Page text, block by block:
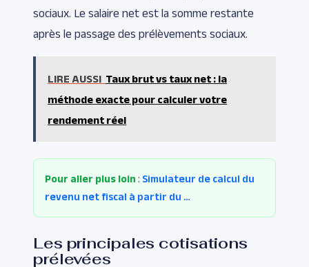
sociaux. Le salaire net est la somme restante
après le passage des prélèvements sociaux.
LIRE AUSSI Taux brut vs taux net : la
méthode exacte pour calculer votre
rendement réel
Pour aller plus loin : Simulateur de calcul du
revenu net fiscal à partir du …
Les principales cotisations
prélevées